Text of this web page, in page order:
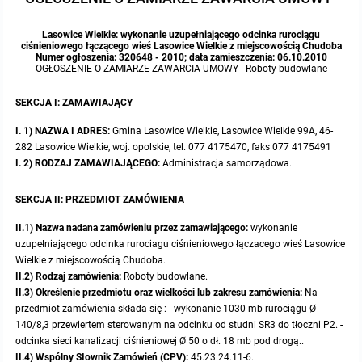
Protokoły z posiedzeń sesji 2022
Protokoły z posiedzeń sesji 2021
Protokoły z posiedzeń sesji 2020
Protokoły z posiedzeń sesji 2018
Protokoły z posiedzeń sesji 2017
Protokoły z posiedzeń sesji 2017
Protokoły z posiedzeń sesji 2016
Doraźna komisji ds. wyboru ławników
Uchwały Rady Gminy do 2007
Opinie Regionalnej Izby Obrachunkowej
Regulamin organizacyjny
Gospodarka przestrzenna
Raport dostępności
Co powinien zawierać BIP?
Podstawy prawne
Formularz oświadczenia BIP
Instytucje Gminne
JEDNOSTKI ORGANIZACYJNE
Ośrodek Pomocy Społecznej
Zespół Szkolno-Przedszkolny w Lasowicach Wielkich
Biblioteka Publiczna
Sołectwa
Zarządzenia Wójta
Zarządzenia Wójta 2024-2029
Zarządzenia Wójta Gminy w 2010 roku
Zarządzenia Wójta Gminy w 2011 r.
Zarządzenia Wójta do 2007
Zarządzenia w 2008 roku
Podatki i opłaty
Umorzenia
Podatki i opłaty lokalne
Oświadczenia majątkowe radnych i pracowników
Obwieszczenia i ogłoszenia
Informacje publiczne archiwalne
Informacje o środowisku
Praca w Urzędzie
Ogłoszenia o naborze
Ochrona Środowiska
Lasowice Wielkie: wykonanie uzupełniającego odcinka rurociągu
ciśnieniowego łączącego wieś Lasowice Wielkie z miejscowością Chudoba
Numer ogłoszenia: 320648 - 2010; data zamieszczenia: 06.10.2010
OGŁOSZENIE O ZAMIARZE ZAWARCIA UMOWY - Roboty budowlane
SEKCJA I: ZAMAWIAJĄCY
I. 1) NAZWA I ADRES: Gmina Lasowice Wielkie, Lasowice Wielkie 99A, 46-
282 Lasowice Wielkie, woj. opolskie, tel. 077 4175470, faks 077 4175491
I. 2) RODZAJ ZAMAWIAJĄCEGO: Administracja samorządowa.
SEKCJA II: PRZEDMIOT ZAMÓWIENIA
II.1) Nazwa nadana zamówieniu przez zamawiającego: wykonanie
uzupełniającego odcinka rurociagu ciśnieniowego łączacego wieś Lasowice
Wielkie z miejscowością Chudoba.
II.2) Rodzaj zamówienia: Roboty budowlane.
II.3) Określenie przedmiotu oraz wielkości lub zakresu zamówienia: Na
przedmiot zamówienia składa się : - wykonanie 1030 mb rurociągu Ø
140/8,3 przewiertem sterowanym na odcinku od studni SR3 do tłoczni P2. -
odcinka sieci kanalizacji ciśnieniowej Ø 50 o dł. 18 mb pod drogą..
II.4) Wspólny Słownik Zamówień (CPV): 45.23.24.11-6.